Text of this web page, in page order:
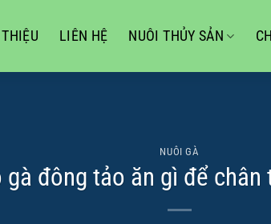
LIÊN HỆ NUÔI THỦY SẢN
NUÔI GÀ
gà đông tảo ăn gì để chân